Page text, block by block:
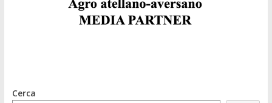
Cerca